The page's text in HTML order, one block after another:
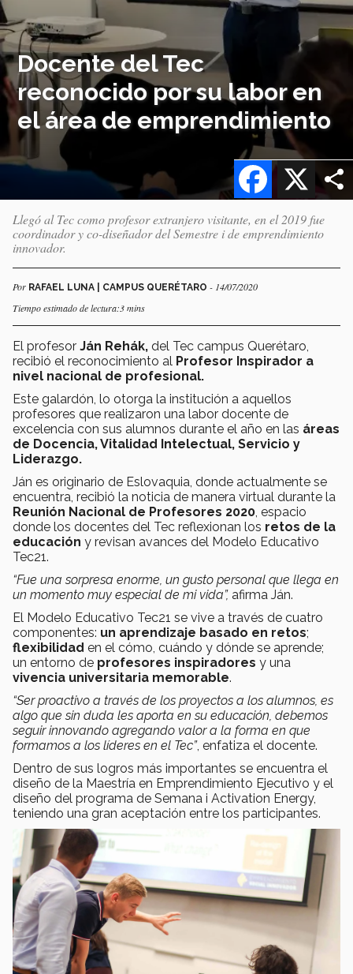
Docente del Tec
reconocido por su labor en
el área de emprendimiento
X
Facebook
Llegó al Tec como profesor extranjero visitante, en el 2019 fue
coordinador y co-diseñador del Semestre i de emprendimiento
innovador.
Por RAFAEL LUNA | CAMPUS QUERÉTARO - 14/07/2020
Tiempo estimado de lectura:3 mins
El profesor Ján Rehák, del Tec campus Querétaro,
recibió el reconocimiento al Profesor Inspirador a
nivel nacional de profesional.
Este galardón, lo otorga la institución a aquellos
profesores que realizaron una labor docente de
excelencia con sus alumnos durante el año en las áreas
de Docencia, Vitalidad Intelectual, Servicio y
Liderazgo.
Ján es originario de Eslovaquia, donde actualmente se
encuentra, recibió la noticia de manera virtual durante la
Reunión Nacional de Profesores 2020 , espacio
donde los docentes del Tec reflexionan los retos de la
educación y revisan avances del Modelo Educativo
Tec21.
“Fue una sorpresa enorme, un gusto personal que llega en
un momento muy especial de mi vida”, afirma Ján.
El Modelo Educativo Tec21 se vive a través de cuatro
componentes: un aprendizaje basado en retos;
flexibilidad en el cómo, cuándo y dónde se aprende;
un entorno de profesores inspiradores y una
vivencia universitaria memorable.
“Ser proactivo a través de los proyectos a los alumnos, es
algo que sin duda les aporta en su educación, debemos
seguir innovando agregando valor a la forma en que
formamos a los líderes en el Tec”, enfatiza el docente.
Dentro de sus logros más importantes se encuentra el
diseño de la Maestría en Emprendimiento Ejecutivo y el
diseño del programa de Semana i Activation Energy,
teniendo una gran aceptación entre los participantes.